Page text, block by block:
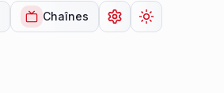
Chaînes Ouvrir lesChanger de